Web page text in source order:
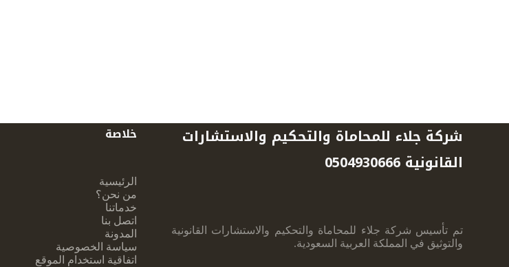
شركة جلاء للمحاماة والتحكيم والاستشارات
القانونية 0504930666
تم تأسيس شركة جلاء للمحاماة والتحكيم والاستشارات القانونية
والتوثيق في المملكة العربية ‏السعودية.
خلاصة
الرئيسية
من نحن؟
خدماتنا
اتصل بنا
المدونة
سياسة الخصوصية
اتفاقية استخدام الموقع